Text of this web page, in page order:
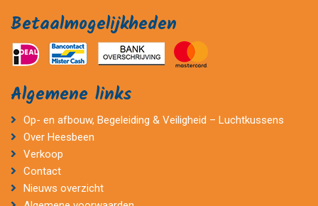
Betaalmogelijkheden
Algemene links
Op- en afbouw, Begeleiding & Veiligheid – Luchtkussens
Over Heesbeen
Verkoop
Contact
Nieuws overzicht